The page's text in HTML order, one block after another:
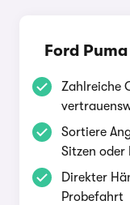
Ford
Zahlreiche
Sortiere
Sitzen oder
Direkter
Probefahrt